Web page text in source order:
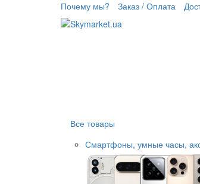
Почему мы? Заказ / Оплата
Все товары
Смартфоны, умные часы,